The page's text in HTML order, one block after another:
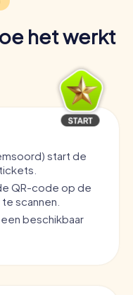
het werkt
start de
QR-code op de
scannen.
beschikbaar